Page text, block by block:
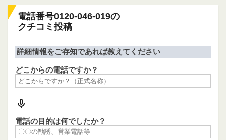
電話番号0120-046-019の
クチコミ投稿
詳細情報をご存知であれば教えてください
どこからの電話ですか？
電話の目的は何でしたか？